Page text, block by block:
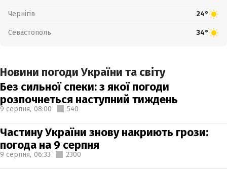
Чернігів 24°
Севастополь 34°
Новини погоди України та світу
Без сильної спеки: з якої погоди
розпочнеться наступний тиждень
9 серпня, 08:00 540
Частину України знову накриють грози:
погода на 9 серпня
9 серпня, 06:33 2300